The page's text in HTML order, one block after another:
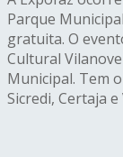
Parque
gratuita. O
Cultural
Municipal. Tem
Sicredi, Certaja e